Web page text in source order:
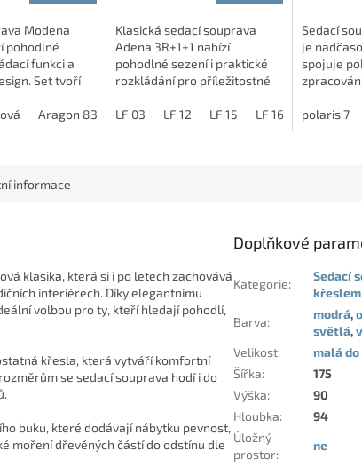
polaris 18
Modena
pohodlné
funkci a
Set tvoří
Komfort
Aragon 83-šedá Aragon 20- hnědá
Klasická sedací souprava
Adena 3R+1+1 nabízí
pohodlné sezení i praktické
rozkládání pro příležitostné
trojsed a dvě pohodlná
LF 03 LF 12 LF 15 LF 16 LF 20
Sedací
je
spojuje
polaris 7
informace
klasika, která si i po letech zachovává
interiérech. Díky elegantnímu
volbou pro ty, kteří hledají pohodlí,
křesla, která vytváří komfortní
se sedací souprava hodí i do
buku, které dodávají nábytku pevnost,
moření dřevěných částí do odstínu dle
Doplňkové
Kategorie:
Sedací
křeslem
Barva:
modrá,
světlá,
Velikost:
malá do
Šířka:
175
Výška:
90
Hloubka:
94
Úložný
prostor:
ne